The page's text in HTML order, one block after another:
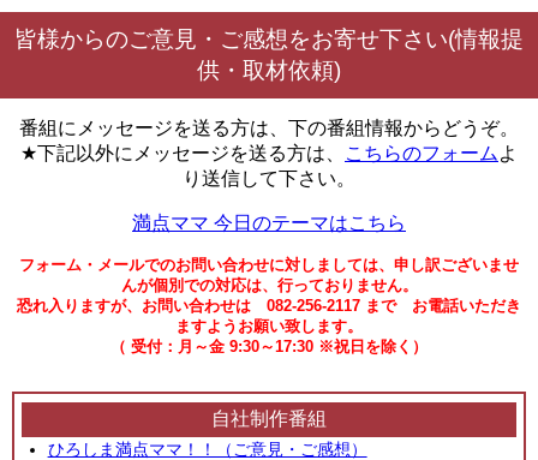
皆様からのご意見・ご感想をお寄せ下さい(情報提
供・取材依頼)
番組にメッセージを送る方は、下の番組情報からどうぞ。
★下記以外にメッセージを送る方は、
こちらのフォーム よ
り送信して下さい。
満点ママ 今日のテーマはこちら
フォーム・メールでのお問い合わせに対しましては、申し訳ございませ
んが個別での対応は、行っておりません。
恐れ入りますが、お問い合わせは 082-256-2117 まで お電話いただき
ますようお願い致します。
（ 受付：月～金 9:30～17:30 ※祝日を除く）
自社制作番組
ひろしま満点ママ！！（ご意見・ご感想）